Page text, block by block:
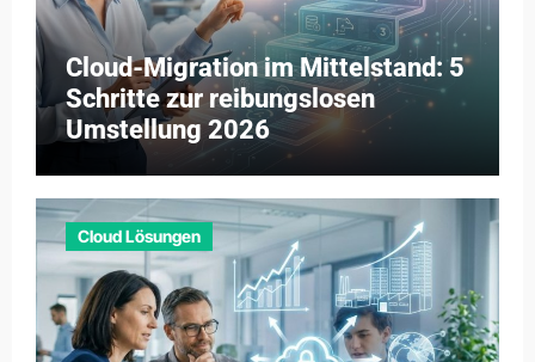
Cloud-Migration im Mittelstand: 5
Schritte zur reibungslosen
Umstellung 2026
Cloud Lösungen